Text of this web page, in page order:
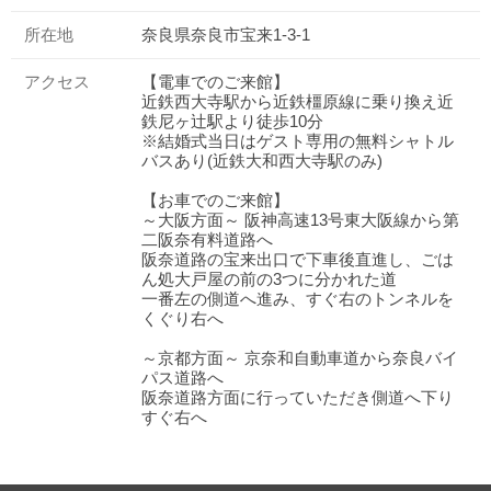
所在地 奈良県奈良市宝来1-3-1
アクセス
【電車でのご来館】
近鉄西大寺駅から近鉄橿原線に乗り換え近
鉄尼ヶ辻駅より徒歩10分
※結婚式当日はゲスト専用の無料シャトル
バスあり(近鉄大和西大寺駅のみ)
【お車でのご来館】
～大阪方面～ 阪神高速13号東大阪線から第
二阪奈有料道路へ
阪奈道路の宝来出口で下車後直進し、ごは
ん処大戸屋の前の3つに分かれた道
一番左の側道へ進み、すぐ右のトンネルを
くぐり右へ
～京都方面～ 京奈和自動車道から奈良バイ
パス道路へ
阪奈道路方面に行っていただき側道へ下り
すぐ右へ